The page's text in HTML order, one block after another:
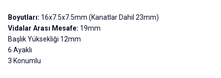
Boyutları: 16x7.5x7.5mm (Kanatlar Dahil 23mm)
Vidalar Arası Mesafe: 19mm
Başlık Yüksekliği 12mm
6 Ayaklı
3 Konumlu